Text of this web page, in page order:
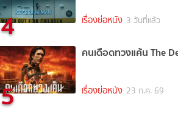
4 เรื่องย่อหนัง 3 วันที่แล้ว
5
คนเดือดทวงแค้น The
เรื่องย่อหนัง 23 ก.ค. 69